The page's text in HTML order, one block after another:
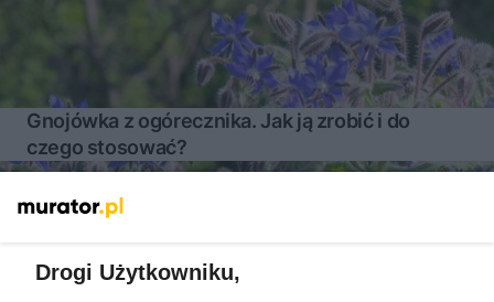
Gnojówka z ogórecznika. Jak ją zrobić i do
czego stosować?
Drogi Użytkowniku,